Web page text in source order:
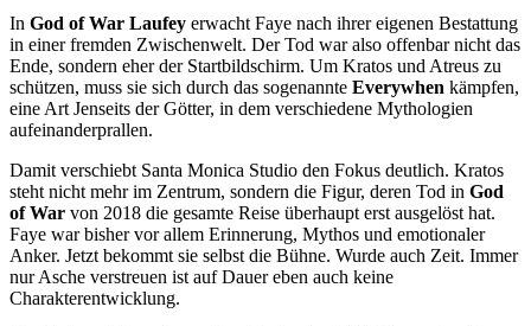
In God of War Laufey erwacht Faye nach ihrer eigenen Bestattung
in einer fremden Zwischenwelt. Der Tod war also offenbar nicht das
Ende, sondern eher der Startbildschirm. Um Kratos und Atreus zu
schützen, muss sie sich durch das sogenannte Everywhen kämpfen,
eine Art Jenseits der Götter, in dem verschiedene Mythologien
aufeinanderprallen.
Damit verschiebt Santa Monica Studio den Fokus deutlich. Kratos
steht nicht mehr im Zentrum, sondern die Figur, deren Tod in God
of War von 2018 die gesamte Reise überhaupt erst ausgelöst hat.
Faye war bisher vor allem Erinnerung, Mythos und emotionaler
Anker. Jetzt bekommt sie selbst die Bühne. Wurde auch Zeit. Immer
nur Asche verstreuen ist auf Dauer eben auch keine
Charakterentwicklung.